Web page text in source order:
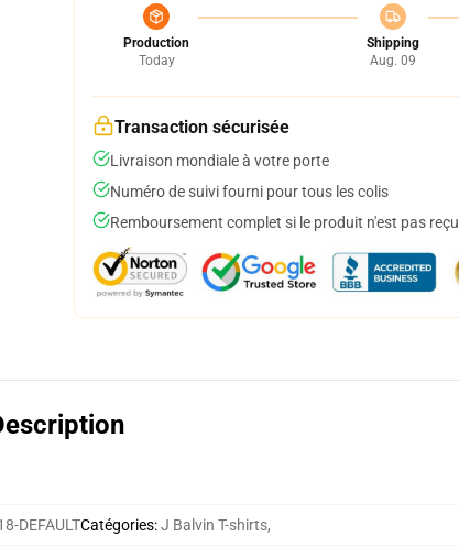
Production
Today
Shipping
Aug. 09
Transaction sécurisée
Livraison mondiale à votre porte
Numéro de suivi fourni pour tous les colis
Remboursement complet si le produit n'est pas reçu
DEFAULTCatégories:J Balvin T-shirts,